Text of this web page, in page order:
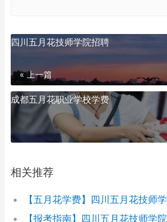
四川五月花技师学院招聘
« 上一篇
成都五月花职业学校学费
相关推荐